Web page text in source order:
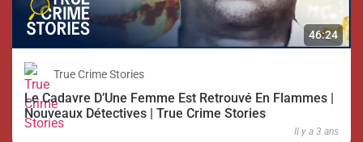
46:24
True Crime Stories
Le Cadavre D’Une Femme Est Retrouvé En Flammes |
Nouveaux Détectives | True Crime Stories
Il y a 3 ans